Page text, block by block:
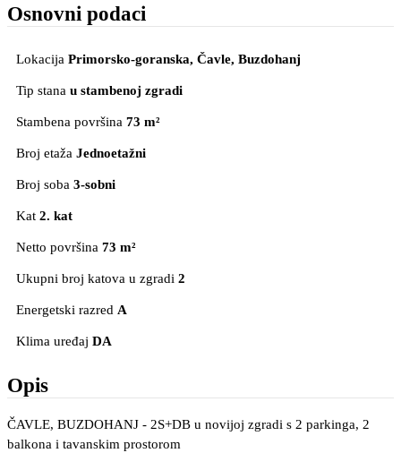
Osnovni podaci
Lokacija Primorsko-goranska, Čavle, Buzdohanj
Tip stana u stambenoj zgradi
Stambena površina 73 m²
Broj etaža Jednoetažni
Broj soba 3-sobni
Kat 2. kat
Netto površina 73 m²
Ukupni broj katova u zgradi 2
Energetski razred A
Klima uređaj DA
Opis
ČAVLE, BUZDOHANJ - 2S+DB u novijoj zgradi s 2 parkinga, 2
balkona i tavanskim prostorom